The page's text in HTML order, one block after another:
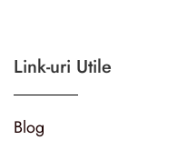
Link-uri Utile
Blog